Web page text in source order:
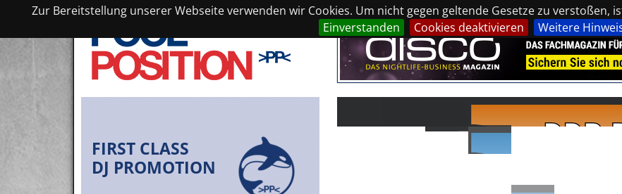
Zur Bereitstellung unserer Webseite verwenden wir Cookies. Um nicht gegen geltende Gesetze zu
Einverstanden
Cookies deaktivieren Weitere
FIRST CLASS
DJ PROMOTION